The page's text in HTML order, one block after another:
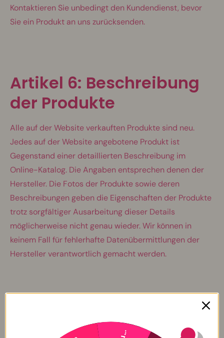
Kontaktieren Sie unbedingt den Kundendienst, bevor
Sie ein Produkt an uns zurücksenden.
Artikel 6: Beschreibung
der Produkte
Alle auf der Website verkauften Produkte sind neu.
Jedes auf der Website angebotene Produkt ist
Gegenstand einer detaillierten Beschreibung im
Online-Katalog. Die Angaben entsprechen denen der
Hersteller. Die Fotos der Produkte sowie deren
Beschreibungen geben die Eigenschaften der Produkte
trotz sorgfältiger Ausarbeitung dieser Details
möglicherweise nicht genau wieder. Wir können in
keinem Fall für fehlerhafte Datenübermittlungen der
Hersteller verantwortlich gemacht werden.